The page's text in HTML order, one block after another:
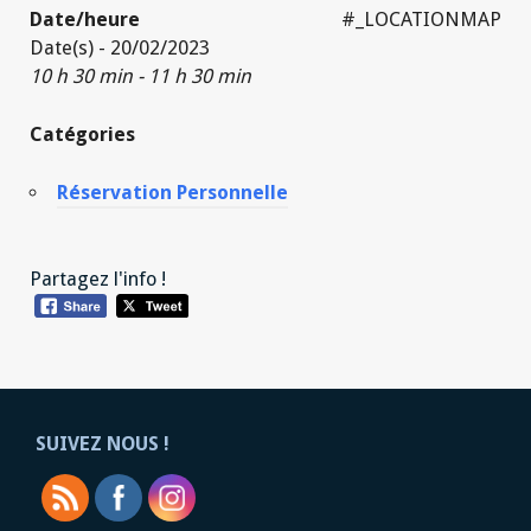
#_LOCATIONMAP
Date/heure
Date(s) - 20/02/2023
10 h 30 min - 11 h 30 min
Catégories
Réservation Personnelle
Partagez l'info !
SUIVEZ NOUS !